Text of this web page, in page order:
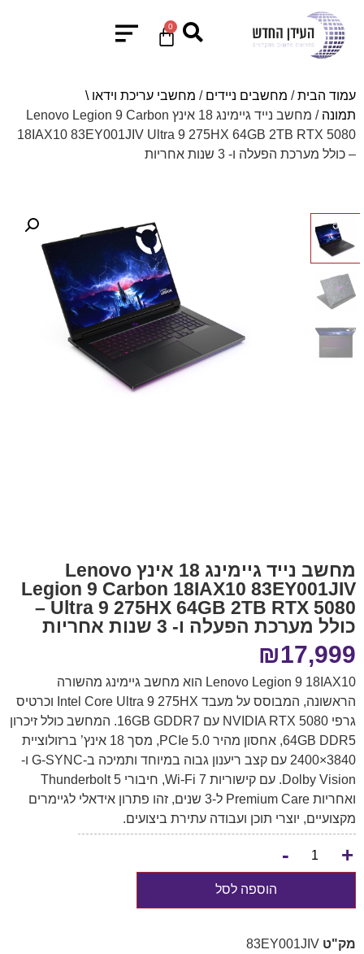
0
עמוד הבית/ מחשבים ניידים / מחשבי עריכת וידאו \
תמונה
/ מחשב נייד גיימינג 18 אינץ Lenovo Legion 9 Carbon
18IAX10 83EY001JIV Ultra 9 275HX 64GB 2TB RTX 5080
– כולל מערכת הפעלה ו- 3 שנות אחריות
מחשב נייד גיימינג 18 אינץ Lenovo
Legion 9 Carbon 18IAX10 83EY001JIV
Ultra 9 275HX 64GB 2TB RTX 5080 –
כולל מערכת הפעלה ו- 3 שנות אחריות
₪17,999
Lenovo Legion 9 18IAX10 הוא מחשב גיימינג מהשורה
הראשונה, המבוסס על מעבד Intel Core Ultra 9 275HX וכרטיס
גרפי NVIDIA RTX 5080 עם 16GB GDDR7. המחשב כולל זיכרון
64GB DDR5, אחסון מהיר PCIe 5.0, מסך 18 אינץ’ ברזולוציית
3840×2400 עם קצב ריענון גבוה במיוחד ותמיכה ב-G-SYNC ו-
Dolby Vision. עם קישוריות Wi-Fi 7, חיבורי Thunderbolt 5
ואחריות Premium Care ל-3 שנים, זהו פתרון אידאלי לגיימרים
מקצועיים, יוצרי תוכן ועבודה עתירת ביצועים.
+
-
הוספה לסל
מק"ט 83EY001JIV